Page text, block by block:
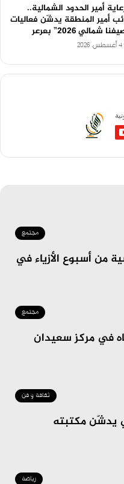
أمير الحدود الشمالية..
أمير المنطقة يدشّن فعاليات
شمالي 2026” بعرعر
4 أغسطس، 2026
مجتمع
من أسبوع الأزياء في
مجتمع
في مركز سعيدان
ثقافة و فن
يدشّن مكتبته
رياضة